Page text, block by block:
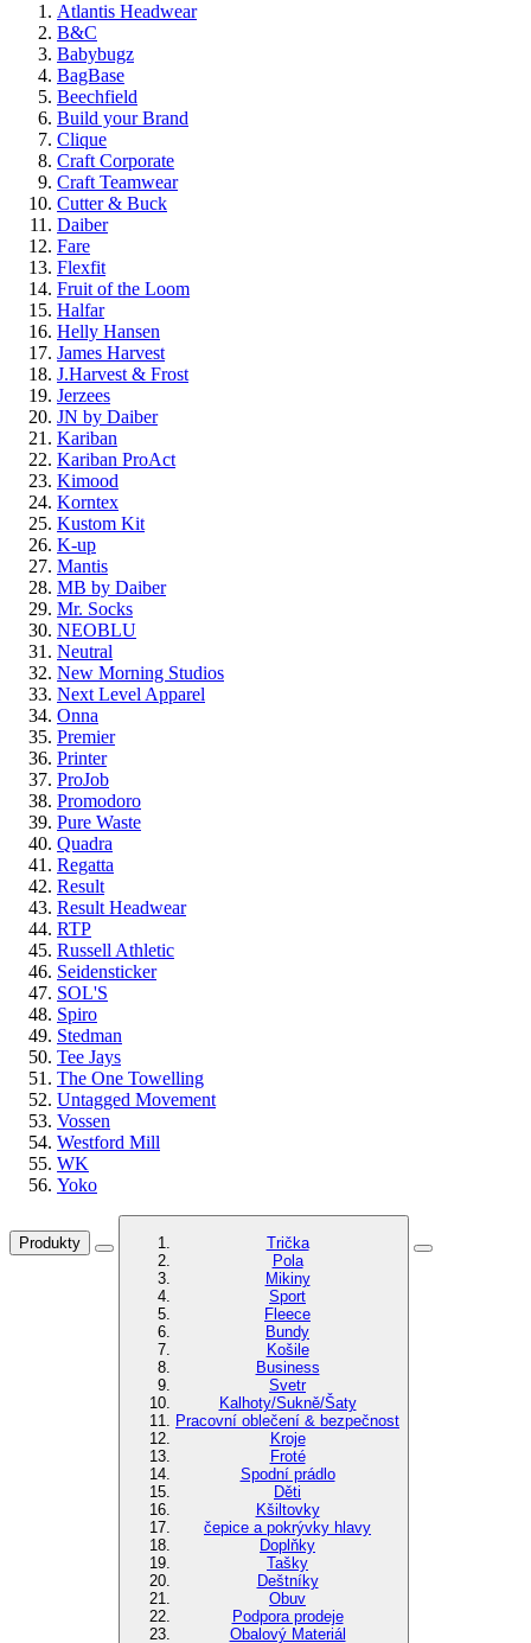
Atlantis Headwear
B&C
Babybugz
BagBase
Beechfield
Build your Brand
Clique
Craft Corporate
Craft Teamwear
Cutter & Buck
Daiber
Fare
Flexfit
Fruit of the Loom
Halfar
Helly Hansen
James Harvest
J.Harvest & Frost
Jerzees
JN by Daiber
Kariban
Kariban ProAct
Kimood
Korntex
Kustom Kit
K-up
Mantis
MB by Daiber
Mr. Socks
NEOBLU
Neutral
New Morning Studios
Next Level Apparel
Onna
Premier
Printer
ProJob
Promodoro
Pure Waste
Quadra
Regatta
Result
Result Headwear
RTP
Russell Athletic
Seidensticker
SOL'S
Spiro
Stedman
Tee Jays
The One Towelling
Untagged Movement
Vossen
Westford Mill
WK
Yoko
Produkty
Trička
Pola
Mikiny
Sport
Fleece
Bundy
Košile
Business
Svetr
Kalhoty/Sukně/Šaty
Pracovní oblečení & bezpečnost
Kroje
Froté
Spodní prádlo
Děti
Kšiltovky
čepice a pokrývky hlavy
Doplňky
Tašky
Deštníky
Obuv
Podpora prodeje
Obalový Materiál